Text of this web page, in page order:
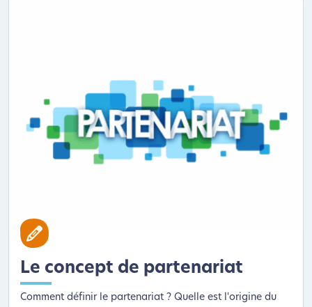
Le concept de partenariat
Comment définir le partenariat ? Quelle est l'origine du